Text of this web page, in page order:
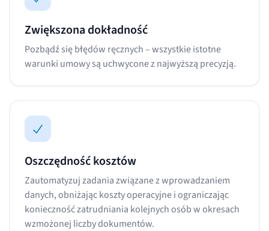
Zwiększona dokładność
Pozbądź się błędów ręcznych – wszystkie istotne
warunki umowy są uchwycone z najwyższą precyzją.
Oszczędność kosztów
Zautomatyzuj zadania związane z wprowadzaniem
danych, obniżając koszty operacyjne i ograniczając
konieczność zatrudniania kolejnych osób w okresach
wzmożonej liczby dokumentów.